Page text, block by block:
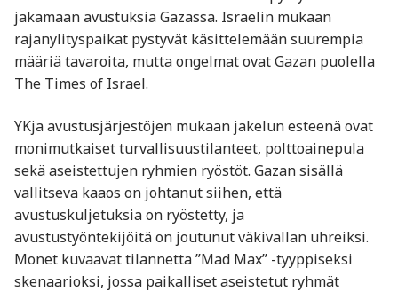
jakamaan avustuksia Gazassa. Israelin mukaan
rajanylityspaikat pystyvät käsittelemään suurempia
määriä tavaroita, mutta ongelmat ovat Gazan puolella​
The Times of Israel.
YKja avustusjärjestöjen mukaan jakelun esteenä ovat
monimutkaiset turvallisuustilanteet, polttoainepula
sekä aseistettujen ryhmien ryöstöt. Gazan sisällä
vallitseva kaaos on johtanut siihen, että
avustuskuljetuksia on ryöstetty, ja
avustustyöntekijöitä on joutunut väkivallan uhreiksi.
Monet kuvaavat tilannetta ”Mad Max” -tyyppiseksi
skenaarioksi, jossa paikalliset aseistetut ryhmät